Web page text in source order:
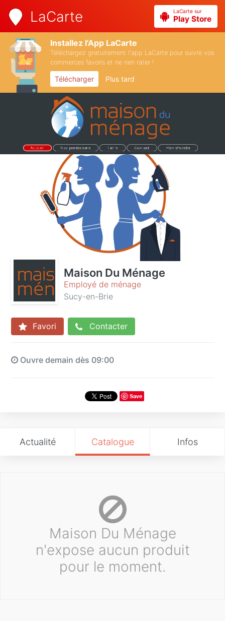
LaCarte LaCarte sur
Play Store
Installez l'App LaCarte
Téléchargez gratuitement l'app LaCarte pour suivre vos
commerces favoris et ne rien rater !
Télécharger Plus tard
Maison Du Ménage
Employé de ménage
Sucy-en-Brie
Favori Contacter
Ouvre demain dès 09:00
Save
Actualité Catalogue Infos
Maison Du Ménage
n'expose aucun produit
pour le moment.